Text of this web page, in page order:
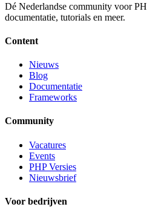
Dé Nederlandse community voor
documentatie, tutorials en meer.
Content
Nieuws
Blog
Documentatie
Frameworks
Community
Vacatures
Events
PHP Versies
Nieuwsbrief
Voor bedrijven